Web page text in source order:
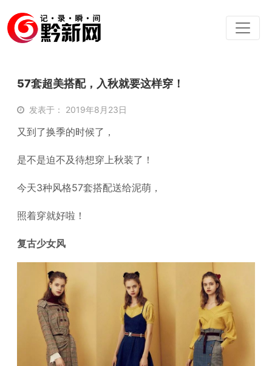
57套超美搭配，入秋就要这样穿！
发表于： 2019年8月23日
又到了换季的时候了，
是不是迫不及待想穿上秋装了！
今天3种风格57套搭配送给泥萌，
照着穿就好啦！
复古少女风